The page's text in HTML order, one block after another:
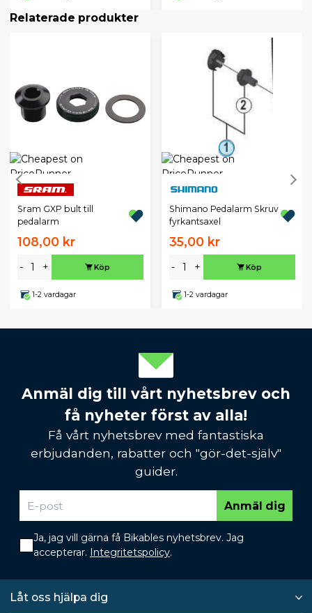
Relaterade produkter
Sram GXP bult till
pedalarm
108,00 kr
- + Köp
1-2 vardagar
Shimano Pedalarm Skruv
fyrkantsaxel
35,00 kr
- + Köp
1-2 vardagar
Anmäl dig till vårt nyhetsbrev och
få nyheter först av alla!
Få vårt nyhetsbrev med fantastiska
erbjudanden, rabatter och "gör-det-själv"
guider.
Anmäl dig
Ja, jag vill gärna få Bikables nyhetsbrev. Jag
accepterar. Integritetspolicy.
Låt oss hjälpa dig